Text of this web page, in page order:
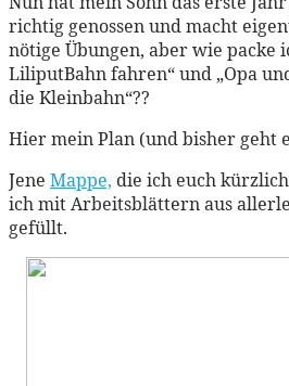
richtig genossen und macht
nötige Übungen, aber wie packe
LiliputBahn fahren“ und „Opa
die Kleinbahn“??
Hier mein Plan (und bisher geht
Jene Mappe, die ich euch
ich mit Arbeitsblättern aus
gefüllt.